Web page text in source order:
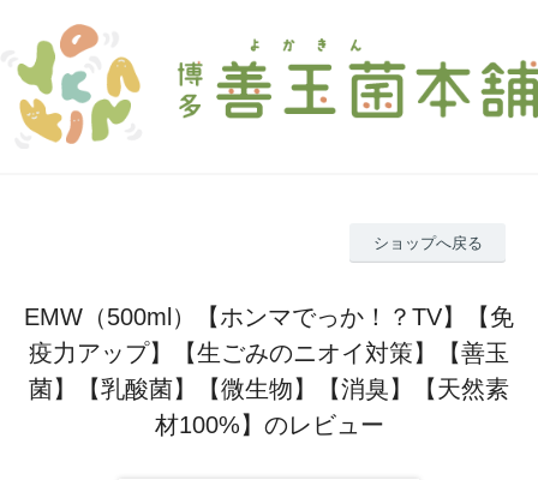
ショップへ戻る
EMW（500ml）【ホンマでっか！？TV】【免
疫力アップ】【生ごみのニオイ対策】【善玉
菌】【乳酸菌】【微生物】【消臭】【天然素
材100%】のレビュー